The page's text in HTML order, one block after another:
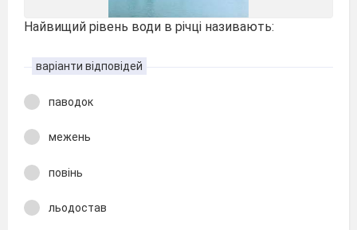
Найвищий рівень води в річці називають:
варіанти відповідей
паводок
межень
повінь
льодостав